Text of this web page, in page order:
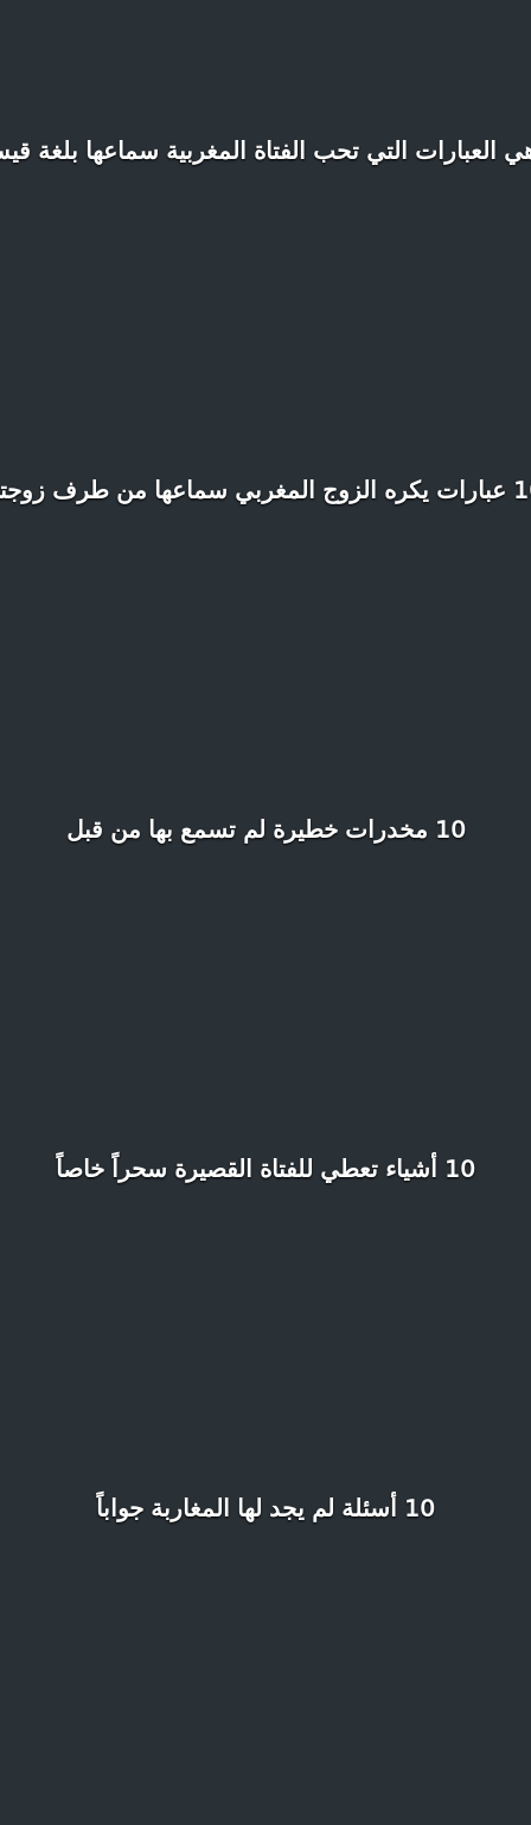
العبارات التي تحب الفتاة المغربية سماعها بلغة
من طرف زوجته
10 مخدرات خطيرة لم تسمع بها من قبل
10 أشياء تعطي للفتاة القصيرة سحراً خاصاً
10 أسئلة لم يجد لها المغاربة جواباً